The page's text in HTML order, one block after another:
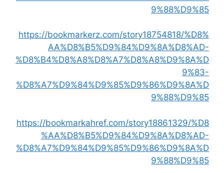
9%88%D9%85
https://bookmarkerz.com/story18754818/%D8%
AA%D8%B5%D9%84%D9%8A%D8%AD-
%D8%B4%D8%A8%D8%A7%D8%A8%D9%8A%D
9%83-
%D8%A7%D9%84%D9%85%D9%86%D9%8A%D
9%88%D9%85
https://bookmarkahref.com/story18861329/%D8
%AA%D8%B5%D9%84%D9%8A%D8%AD-
%D8%A7%D9%84%D9%85%D9%86%D9%8A%D
9%88%D9%85